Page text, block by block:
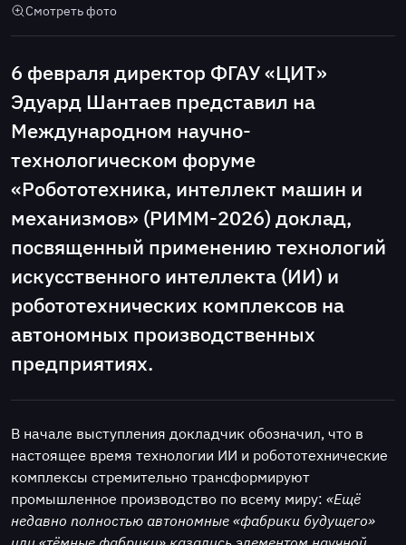
Смотреть фото
6 февраля директор ФГАУ «ЦИТ»
Эдуард Шантаев представил на
Международном научно-
технологическом форуме
«Робототехника, интеллект машин и
механизмов» (РИММ-2026) доклад,
посвященный применению технологий
искусственного интеллекта (ИИ) и
робототехнических комплексов на
автономных производственных
предприятиях.
В начале выступления докладчик обозначил, что в
настоящее время технологии ИИ и робототехнические
комплексы стремительно трансформируют
промышленное производство по всему миру: «Ещё
недавно полностью автономные «фабрики будущего»